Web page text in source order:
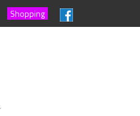
Shopping